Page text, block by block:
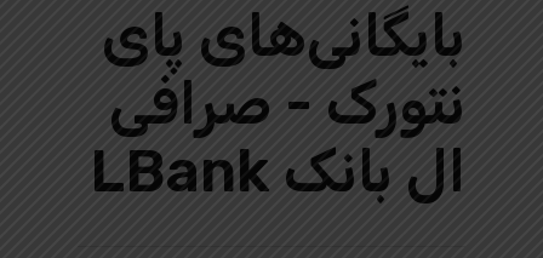
بایگانی‌های پای
نتورک - صرافی
ال بانک LBank